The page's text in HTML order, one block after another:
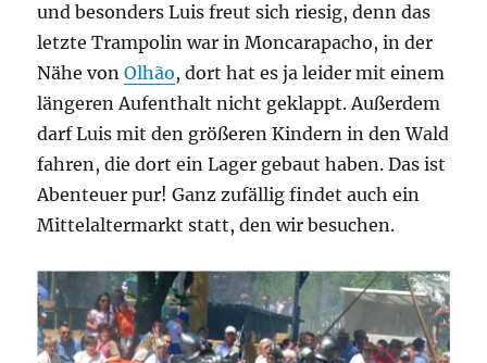
und besonders Luis freut sich riesig, denn das
letzte Trampolin war in Moncarapacho, in der
Nähe vonOlhão, dort hat es ja leider mit einem
längeren Aufenthalt nicht geklappt. Außerdem
darf Luis mit den größeren Kindern in den Wald
fahren, die dort ein Lager gebaut haben. Das ist
Abenteuer pur! Ganz zufällig findet auch ein
Mittelaltermarkt statt, den wir besuchen.